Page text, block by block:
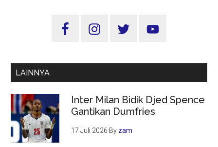
Wisatawan
Sidebar
LAINNYA
Inter Milan Bidik Djed Spence
Gantikan Dumfries
17 Juli 2026 By zam